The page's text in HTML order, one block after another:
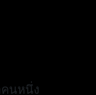
นหนึ่ง